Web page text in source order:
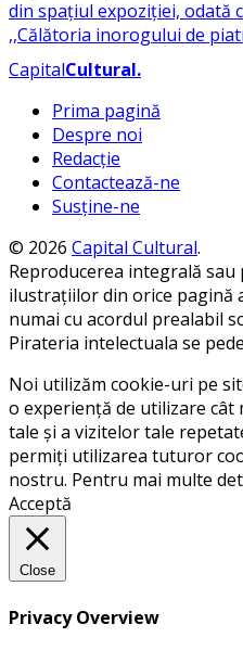
CapitalCultural.
Prima pagină
Despre noi
Redacție
Contactează-ne
Susține-ne
© 2026 Capital Cultural.
Reproducerea integrală
ilustrațiilor din orice pagină
numai cu acordul prealabil
Pirateria intelectuala se
Noi utilizăm cookie-uri pe
o experiență de utilizare
tale și a vizitelor tale
permiți utilizarea tuturor
nostru. Pentru mai multe
Acceptă
Close
Privacy Overview